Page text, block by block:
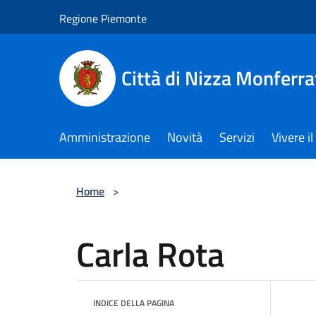
Regione Piemonte
Città di Nizza
Amministrazione Novità Servizi Vivere
Home >
Carla Rota
INDICE DELLA PAGINA